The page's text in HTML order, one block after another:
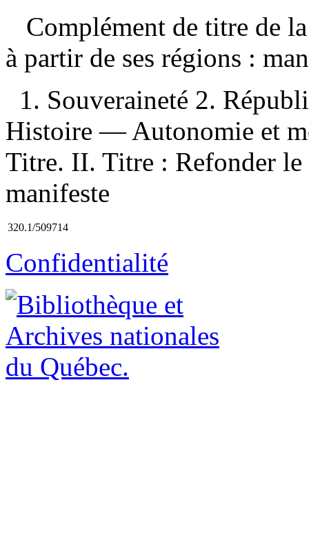
Complément de titre de
à partir de ses régions :
1. Souveraineté 2.
Histoire — Autonomie et
Titre. II. Titre : Refonder le
manifeste
320.1/509714
Confidentialité